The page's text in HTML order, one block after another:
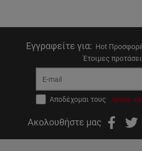
Εγγραφείτε για: Hot
Έτοιμες
Αποδέχομαι τους όρους
Ακολουθήστε μας